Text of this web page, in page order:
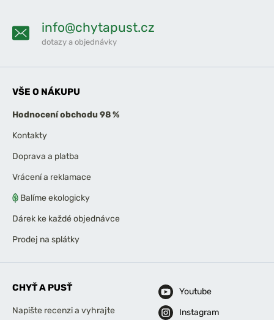
info@chytapust.cz
dotazy a objednávky
VŠE O NÁKUPU
Hodnocení obchodu 98 %
Kontakty
Doprava a platba
Vrácení a reklamace
Balíme ekologicky
Dárek ke každé objednávce
Prodej na splátky
CHYŤ A PUSŤ
Napište recenzi a vyhrajte
Youtube
Instagram